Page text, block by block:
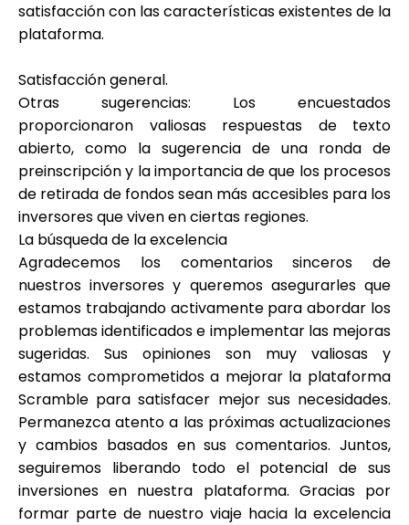
satisfacción con las características existentes de la
plataforma.
Satisfacción general.
Otras sugerencias: Los encuestados
proporcionaron valiosas respuestas de texto
abierto, como la sugerencia de una ronda de
preinscripción y la importancia de que los procesos
de retirada de fondos sean más accesibles para los
inversores que viven en ciertas regiones.
La búsqueda de la excelencia
Agradecemos los comentarios sinceros de
nuestros inversores y queremos asegurarles que
estamos trabajando activamente para abordar los
problemas identificados e implementar las mejoras
sugeridas. Sus opiniones son muy valiosas y
estamos comprometidos a mejorar la plataforma
Scramble para satisfacer mejor sus necesidades.
Permanezca atento a las próximas actualizaciones
y cambios basados en sus comentarios. Juntos,
seguiremos liberando todo el potencial de sus
inversiones en nuestra plataforma. Gracias por
formar parte de nuestro viaje hacia la excelencia